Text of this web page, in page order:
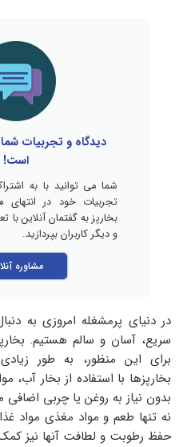
دیدگاه و تجربیات شما
است!
شما می توانید با به
تجربیات خود در انتهای
بخارپز به گفتمان آنلاین با
و دیگر کاربران بپردازید.
مشاوره
در دنیای پرمشغله امروزی به
سریع، آسان و سالم هستیم.
برای این منظور، به طور
بخارپزها با استفاده از بخار آب،
بدون نیاز به روغن یا چربی
نه تنها طعم و مواد مغذی مواد
حفظ رطوبت و لطافت آنها نیز